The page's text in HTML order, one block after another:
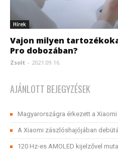
Hírek
Vajon milyen
Pro dobozában?
Zsolt - 2021.09.16.
AJÁNLOTT BEJEGYZÉSEK
Magyarországra érkezett a
A Xiaomi zászlóshajójában
120 Hz-es AMOLED kijelzővel